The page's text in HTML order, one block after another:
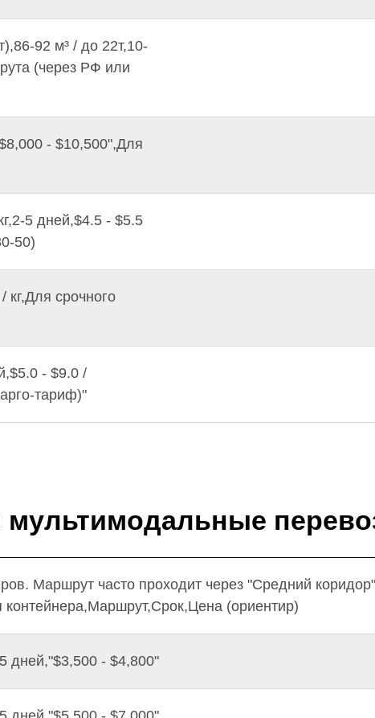
92 м³ / до 22т,10-
(через РФ или
- $10,500",Для
5 дней,$4.5 - $5.5
50)
кг,Для срочного
- $9.0 /
тариф)"
Маршрут часто проходит через "Средний
(ориентир)
дней,"$3,500 - $4,800"